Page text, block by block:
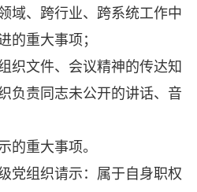
、跨行业、跨系统工作中
的重大事项；
文件、会议精神的传达知
负责同志未公开的讲话、音
重大事项。
组织请示：属于自身职权